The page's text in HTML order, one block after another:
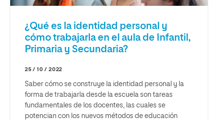
¿Qué es la identidad personal y
cómo trabajarla en el aula de Infantil,
Primaria y Secundaria?
25 / 10 / 2022
Saber cómo se construye la identidad personal y la
forma de trabajarla desde la escuela son tareas
fundamentales de los docentes, las cuales se
potencian con los nuevos métodos de educación